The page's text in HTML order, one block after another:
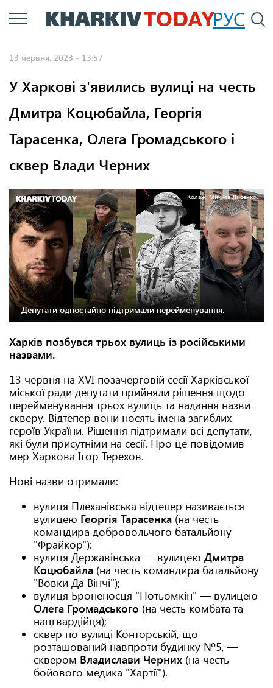
Перейти
до
РУС
13 червня, 2023 - 13:57
У Харкові з'явились вулиці на честь
Дмитра Коцюбайла, Георгія
Тарасенка, Олега Громадського і
сквер Влади Черних
Колаж: Микита Лисенко.
Депутати одностайно підтримали перейменування.
Харків позбувся трьох вулиць із російськими
назвами.
13 червня на XVI позачерговій сесії Харківської
міської ради депутати прийняли рішення щодо
перейменування трьох вулиць та надання назви
скверу. Відтепер вони носять імена загиблих
героїв України. Рішення підтримали всі депутати,
які були присутніми на сесії. Про це повідомив
мер Харкова Ігор Терехов.
Нові назви отримали:
вулиця Плеханівська відтепер називається
вулицею Георгія Тарасенка (на честь
командира добровольчого батальйону
"Фрайкор"):
вулиця Державінська — вулицею Дмитра
Коцюбайла (на честь командира батальйону
"Вовки Да Вінчі");
вулиця Броненосця "Потьомкін" — вулицею
Олега Громадського (на честь комбата та
нацгвардійця);
сквер по вулиці Конторській, що
розташований навпроти будинку №5, —
сквером Владислави Черних (на честь
бойового медика "Хартії").